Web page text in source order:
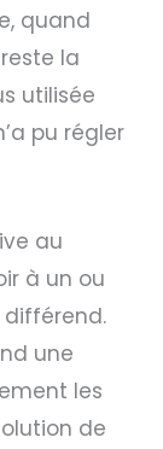
quand
la
utilisée
pu régler
au
à un ou
différend.
une
les
de